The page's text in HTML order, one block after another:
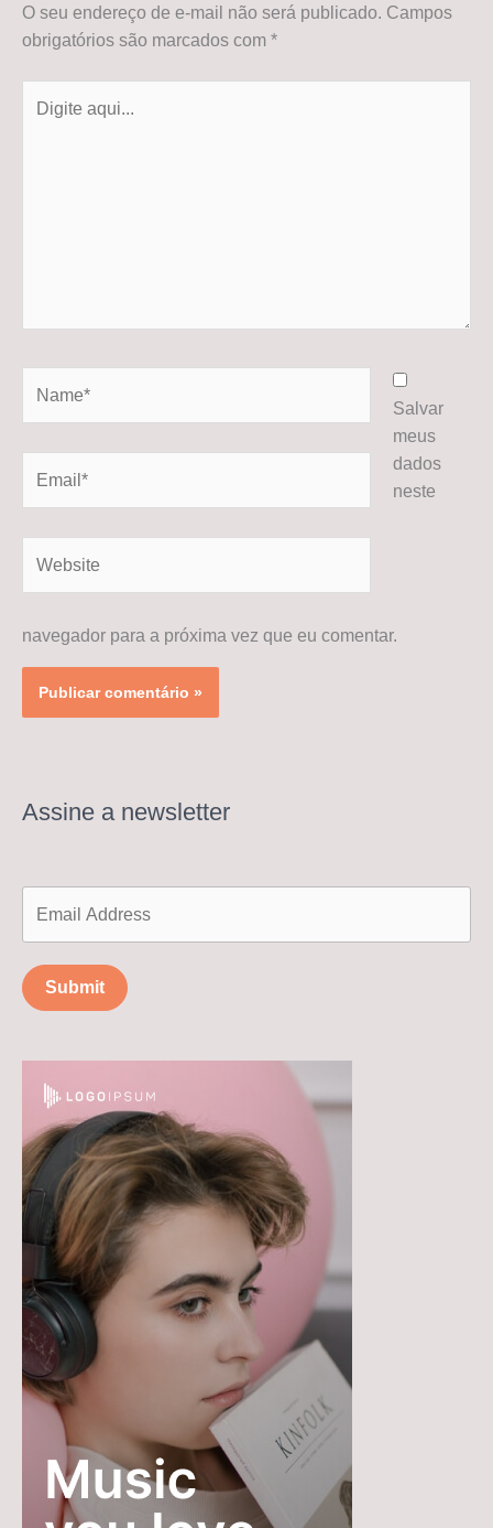
O seu endereço de e-mail não será publicado. Campos
obrigatórios são marcados com *
aqui...
Salvar
meus
dados
neste
navegador para a próxima vez que eu comentar.
Assine a newsletter
Submit